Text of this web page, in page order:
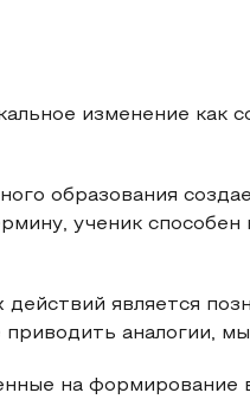
изменение как
образования
ученик способен
является
аналогии,
на формирование